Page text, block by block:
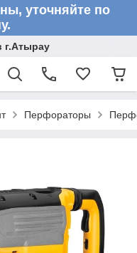
уточняйте по
г.Атырау
Перфораторы